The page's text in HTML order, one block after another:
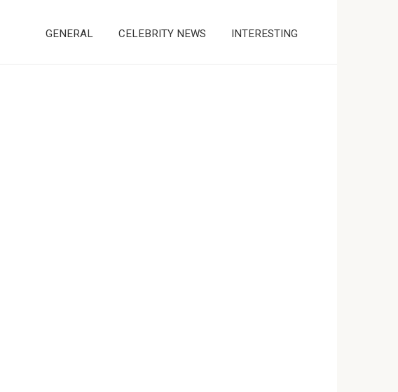
GENERAL CELEBRITY NEWS INTERESTING